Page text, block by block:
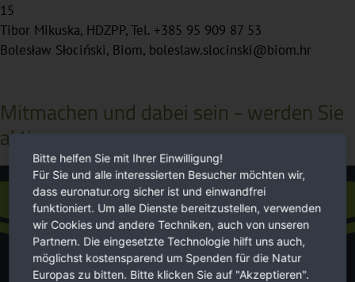
15
Tibor Mikuska, HDZPP, Tel. +385 95 909 87 53
Bolesław Słociński, Biom, boleslaw.slocinski@biom.hr
Mitmachen und dabei sein - werden Sie
aktiv
Spende
Bitte helfen Sie mit Ihrer Einwilligung!
Für Sie und alle interessierten Besucher möchten wir,
dass euronatur.org sicher ist und einwandfrei
funktioniert. Um alle Dienste bereitzustellen, verwenden
wir Cookies und andere Techniken, auch von unseren
Partnern. Die eingesetzte Technologie hilft uns auch,
möglichst kostensparend um Spenden für die Natur
Europas zu bitten. Bitte klicken Sie auf "Akzeptieren".